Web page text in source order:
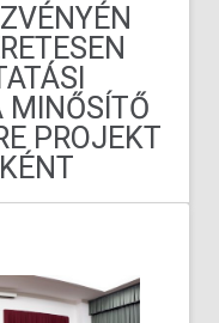
MINŐSÍTŐ
PROJEKT